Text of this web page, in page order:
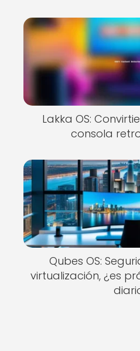
Lakka OS:
consola
Qubes OS:
virtualización, ¿es